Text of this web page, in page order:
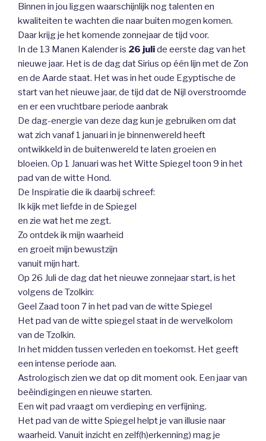
Binnen in jou liggen waarschijnlijk nog talenten en
kwaliteiten te wachten die naar buiten mogen komen.
Daar krijg je het komende zonnejaar de tijd voor.
In de 13 Manen Kalender is 26 julide eerste dag van het
nieuwe jaar. Het is de dag dat Sirius op één lijn met de Zon
en de Aarde staat. Het was in het oude Egyptische de
start van het nieuwe jaar, de tijd dat de Nijl overstroomde
en er een vruchtbare periode aanbrak
De dag-energie van deze dag kun je gebruiken om dat
wat zich vanaf 1 januari in je binnenwereld heeft
ontwikkeld in de buitenwereld te laten groeien en
bloeien. Op 1 Januari was het Witte Spiegel toon 9 in het
pad van de witte Hond.
De Inspiratie die ik daarbij schreef:
Ik kijk met liefde in de Spiegel
en zie wat het me zegt.
Zo ontdek ik mijn waarheid
en groeit mijn bewustzijn
vanuit mijn hart.
Op 26 Juli de dag dat het nieuwe zonnejaar start, is het
volgens de Tzolkin:
Geel Zaad toon 7 in het pad van de witte Spiegel
Het pad van de witte spiegel staat in de wervelkolom
van de Tzolkin.
In het midden tussen verleden en toekomst. Het geeft
een intense periode aan.
Astrologisch zien we dat op dit moment ook. Een jaar van
beëindigingen en nieuwe starten.
Een wit pad vraagt om verdieping en verfijning.
Het pad van de witte Spiegel helpt je van illusie naar
waarheid. Vanuit inzicht en zelf(h)erkenning) mag je